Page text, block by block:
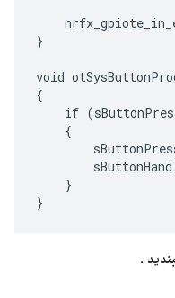
void
if